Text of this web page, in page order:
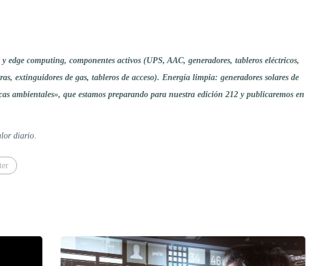
computing, componentes activos (UPS, AAC, generadores, tableros eléctricos,
extinguidores de gas, tableros de acceso). Energía limpia: generadores solares de
ambientales», que estamos preparando para nuestra edición 212 y publicaremos en
diario